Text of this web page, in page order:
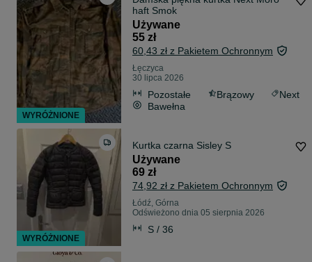
haft Smok
Używane
55 zł
60,43 zł z Pakietem Ochronnym
Łęczyca
30 lipca 2026
Pozostałe Brązowy
Next
Bawełna
Kurtka czarna Sisley S
Używane
69 zł
74,92 zł z Pakietem Ochronnym
Łódź, Górna
Odświeżono dnia 05 sierpnia 2026
S / 36
WYRÓŻNIONE
WYRÓŻNIONE